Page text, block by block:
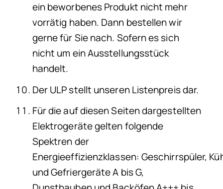
ein beworbenes Produkt nicht mehr
vorrätig haben. Dann bestellen wir
gerne für Sie nach. Sofern es sich
nicht um ein Ausstellungsstück
handelt.
Der ULP stellt unseren Listenpreis dar.
Für die auf diesen Seiten dargestellten
Elektrogeräte gelten folgende
Spektren der
Energieeffizienzklassen: Geschirrspüler,
und Gefriergeräte A bis G,